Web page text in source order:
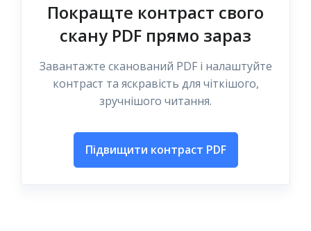
Покращте контраст свого
скану PDF прямо зараз
Завантажте сканований PDF і налаштуйте
контраст та яскравість для чіткішого,
зручнішого читання.
Підвищити контраст PDF